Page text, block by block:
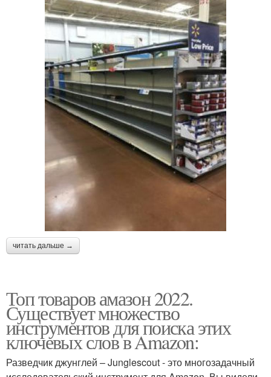
читать дальше →
Топ товаров амазон 2022.
Существует множество
инструментов для поиска этих
ключевых слов в Amazon:
Разведчик джунглей – Junglescout - это многозадачный